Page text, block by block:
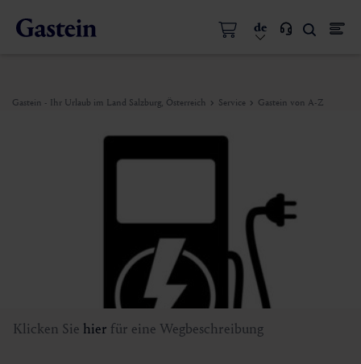
de
Gastein - Ihr Urlaub im Land Salzburg, Österreich Service Gastein von A-Z
Klicken Sie hier für eine Wegbeschreibung